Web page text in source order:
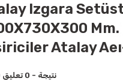
Izgara
Mm.
Atalay
0.0 نتيجة - 0 تعليق